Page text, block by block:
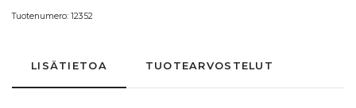
Tuotenumero: 12352
LISÄTIETOA TUOTEARVOSTELUT